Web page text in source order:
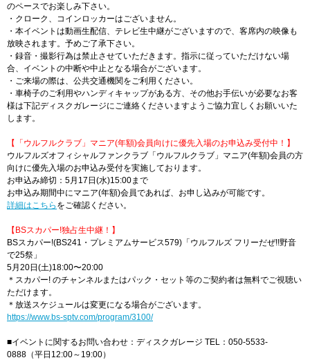
のペースでお楽しみ下さい。
・クローク、コインロッカーはございません。
・本イベントは動画生配信、テレビ生中継がございますので、客席内の映像も
放映されます。予めご了承下さい。
・録音・撮影行為は禁止させていただきます。指示に従っていただけない場
合、イベントの中断や中止となる場合がございます。
・ご来場の際は、公共交通機関をご利用ください。
・車椅子のご利用やハンディキャップがある方、その他お手伝いが必要なお客
様は下記ディスクガレージにご連絡くださいますようご協力宜しくお願いいた
します。
【「ウルフルクラブ」マニア(年額)会員向けに優先入場のお申込み受付中！】
ウルフルズオフィシャルファンクラブ「ウルフルクラブ」マニア(年額)会員の方
向けに優先入場のお申込み受付を実施しております。
お申込み締切：5月17日(水)15:00まで
お申込み期間中にマニア(年額)会員であれば、お申し込みが可能です。
詳細はこちら をご確認ください。
【​BSスカパー!独占生中継！】
BSスカパー!(BS241・プレミアムサービス579)「ウルフルズ フリーだぜ!!野音
で25祭」
5月20日(土)18:00〜20:00
＊スカパー! のチャンネルまたはパック・セット等のご契約者は無料でご視聴い
ただけます。
＊放送スケジュールは変更になる場合がございます。
https://www.bs-sptv.com/program/3100/
■イベントに関するお問い合わせ：ディスクガレージ TEL：050-5533-
0888（平日12:00～19:00）